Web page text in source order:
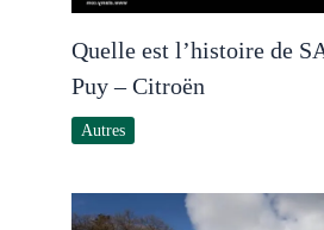
Quelle est l’histoire de
Puy – Citroën
Autres